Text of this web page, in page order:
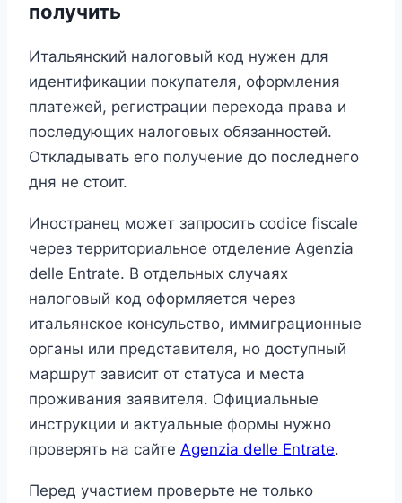
получить
Итальянский налоговый код нужен для
идентификации покупателя, оформления
платежей, регистрации перехода права и
последующих налоговых обязанностей.
Откладывать его получение до последнего
дня не стоит.
Иностранец может запросить codice fiscale
через территориальное отделение Agenzia
delle Entrate. В отдельных случаях
налоговый код оформляется через
итальянское консульство, иммиграционные
органы или представителя, но доступный
маршрут зависит от статуса и места
проживания заявителя. Официальные
инструкции и актуальные формы нужно
проверять на сайте Agenzia delle Entrate.
Перед участием проверьте не только